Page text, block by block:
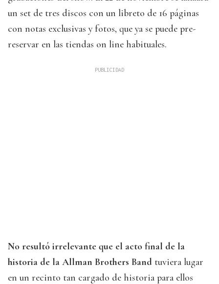
un set de tres discos con un libreto de 16 páginas
con notas exclusivas y fotos, que ya se puede pre-
reservar en las tiendas on line habituales.
No resultó irrelevante que el acto final de la
historia de la Allman Brothers Band tuviera lugar
en un recinto tan cargado de historia para ellos